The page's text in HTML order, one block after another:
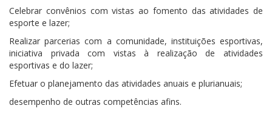
Celebrar convênios com vistas ao fomento das atividades de
esporte e lazer;
Realizar parcerias com a comunidade, instituições esportivas,
iniciativa privada com vistas à realização de atividades
esportivas e do lazer;
Efetuar o planejamento das atividades anuais e plurianuais;
desempenho de outras competências afins.